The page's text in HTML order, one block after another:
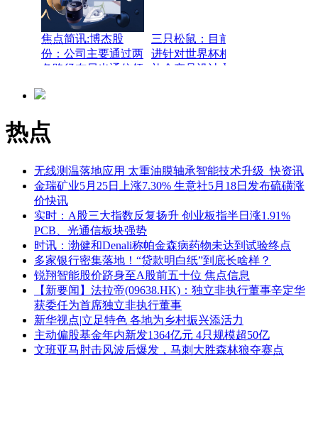
焦点简讯:博杰股
份：公司主要通过两
条路径布局光通信领
三只松鼠：目前正推
进针对世界杯相关的
礼盒产品设计-聚焦
热点
无线测温落地应用 太重油膜轴承智能技术升级_快资讯
金瑞矿业5月25日上涨7.30% 生意社5月18日发布硫磺涨
价快讯
实时：A股三大指数反复扬升 创业板指半日涨1.91%
PCB、光通信板块强势
时讯：渤健和Denali称帕金森病药物未达到试验终点
多家银行密集落地！“贷款明白纸”到底长啥样？
锐翔智能股价跻身至A股前五十位 焦点信息
【新要闻】法拉帝(09638.HK)：独立非执行董事辛定华
获委任为首席独立非执行董事
新华视点|立足特色 各地为乡村振兴添活力
主动偏股基金年内新发1364亿元 4只规模超50亿
文班亚马肘击风波后爆发，马刺大胜森林狼夺赛点